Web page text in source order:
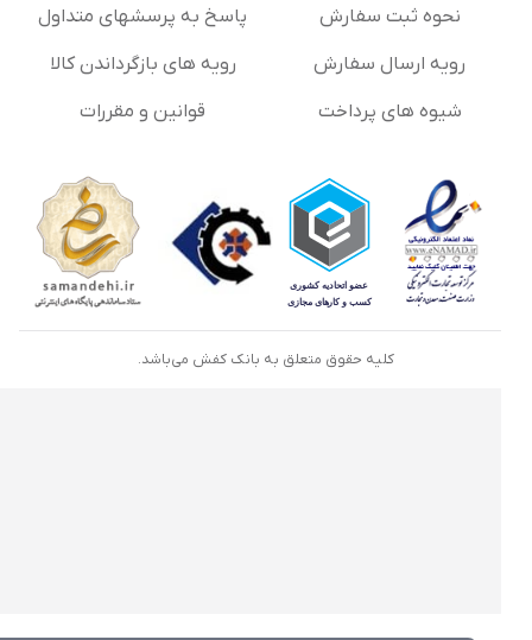
نحوه ثبت سفارش
رویه ارسال سفارش
شیوه های پرداخت
پاسخ به پرسشهای متداول
رویه های بازگرداندن کالا
قوانین و مقررات
کلیه حقوق متعلق به بانک کفش می‌باشد.